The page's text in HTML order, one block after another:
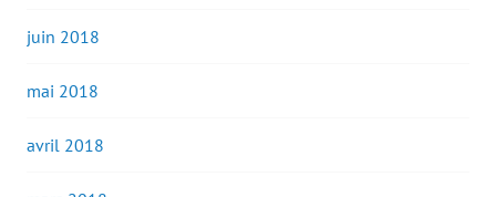
juin 2018
mai 2018
avril 2018